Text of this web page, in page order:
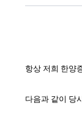
항상 저희 한양
다음과 같이 당